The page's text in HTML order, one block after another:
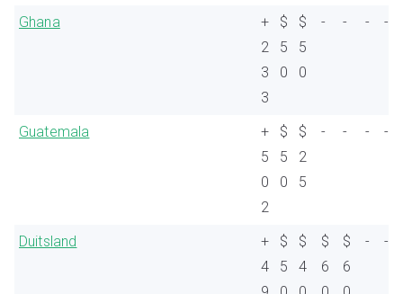
Ghana
+
2
3
3
$
5
0
$
5
0
- - - -
Guatemala
+
5
0
2
$
5
0
$
2
5
- - - -
Duitsland
+
4
$
5
$
4
$
6
$
6
- -